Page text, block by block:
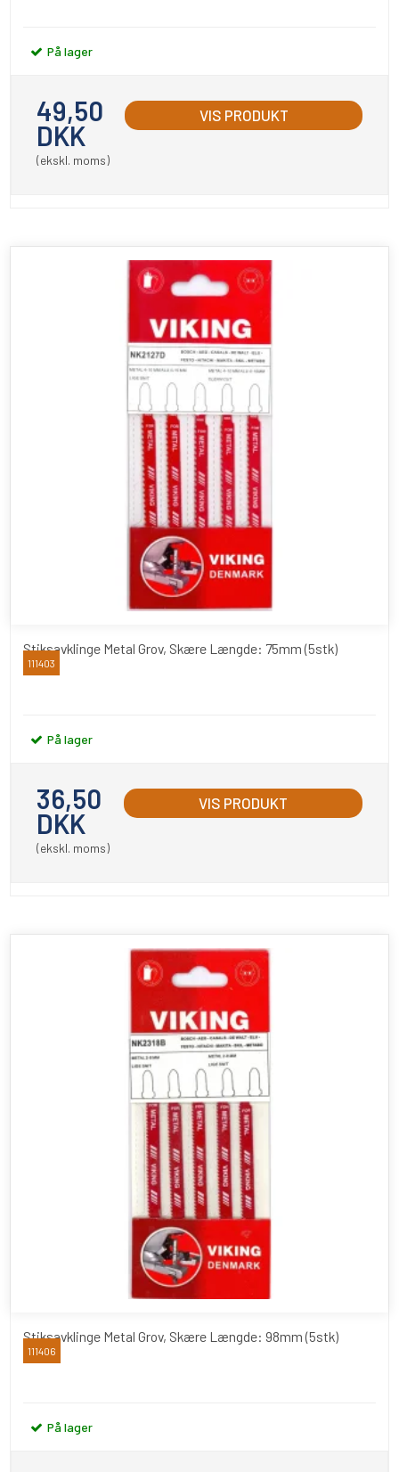
På lager
49,50
DKK
(ekskl. moms)
VIS PRODUKT
Stiksavklinge Metal Grov, Skære Længde: 75mm (5stk)
Viking
111403
På lager
36,50
DKK
(ekskl. moms)
VIS PRODUKT
Stiksavklinge Metal Grov, Skære Længde: 98mm (5stk)
Viking
111406
På lager